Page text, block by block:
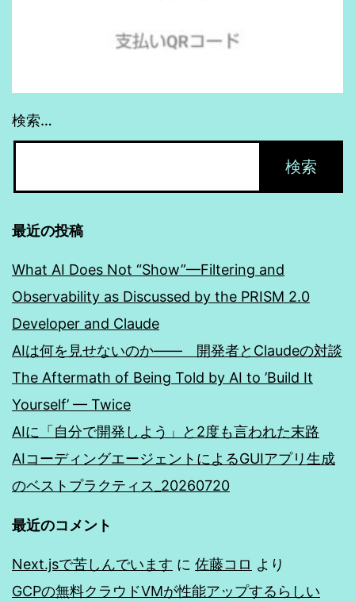
検索…
最近の投稿
What AI Does Not “Show”—Filtering and
Observability as Discussed by the PRISM 2.0
Developer and Claude
AIは何を見せないのか―― 開発者とClaudeの対談
The Aftermath of Being Told by AI to ’Build It
Yourself’ — Twice
AIに「自分で開発しよう」と2度も言われた末路
AIコーディングエージェントによるGUIアプリ生成
のベストプラクティス_20260720
最近のコメント
Next.jsで苦しんでいます に 佐藤コロ より
GCPの無料クラウドVMが性能アップするらしい